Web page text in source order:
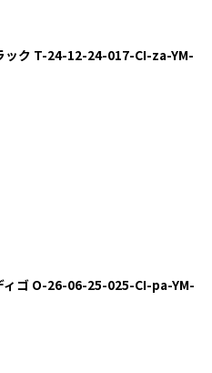
ック T-24-12-24-017-CI-za-YM-
ィゴ O-26-06-25-025-CI-pa-YM-